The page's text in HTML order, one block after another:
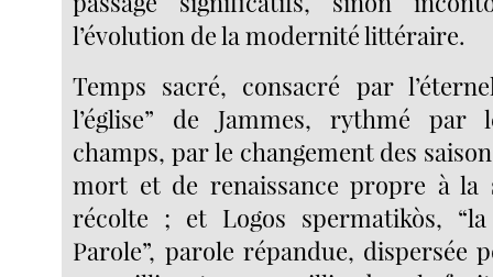
l’évolution de la modernité littéraire.
Temps sacré, consacré par
l’église” de Jammes, rythmé par
champs, par le changement des
mort et de renaissance propre à la
récolte ; et Logos spermatikòs,
Parole”, parole répandue, dispersée